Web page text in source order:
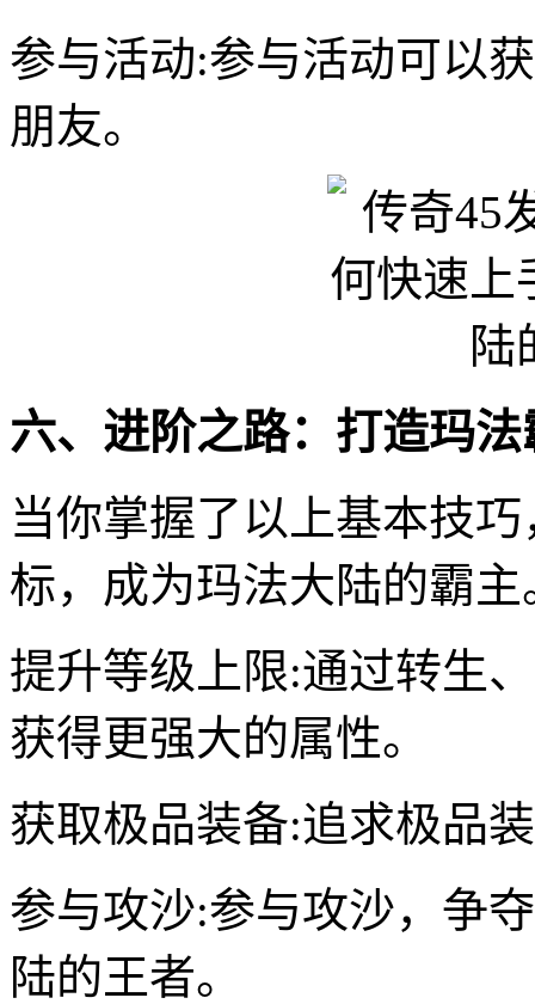
参与活动:参与活动可以
朋友。
六、进阶之路：打造玛法
当你掌握了以上基本技
标，成为玛法大陆的霸主
提升等级上限:通过转生
获得更强大的属性。
获取极品装备:追求极品
参与攻沙:参与攻沙，争
陆的王者。